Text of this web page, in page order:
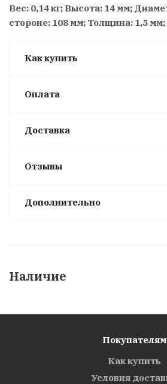
Вес: 0,14 кг; Высота: 14 мм;
стороне: 108 мм; Толщина: 1,5 мм;
Как купить
Оплата
Доставка
Отзывы
Дополнительно
Наличие
Покупателям
Как купить
Условия